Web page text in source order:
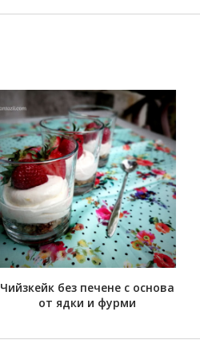
Чийзкейк без печене с основа
от ядки и фурми